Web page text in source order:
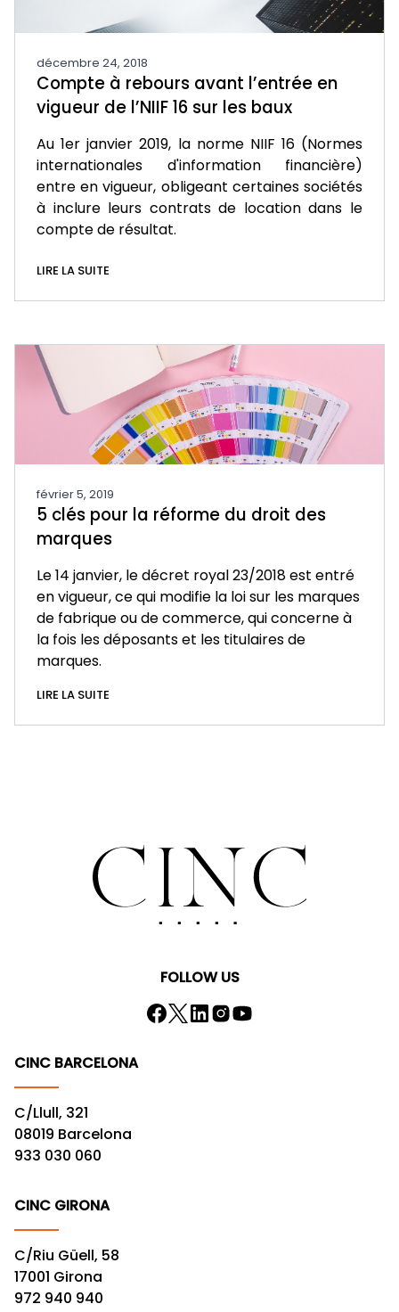
décembre 24, 2018
Compte à rebours avant l’entrée en
vigueur de l’NIIF 16 sur les baux
Au 1er janvier 2019, la norme NIIF 16 (Normes
internationales d'information financière)
entre en vigueur, obligeant certaines sociétés
à inclure leurs contrats de location dans le
compte de résultat.
LIRE LA SUITE
février 5, 2019
5 clés pour la réforme du droit des
marques
Le 14 janvier, le décret royal 23/2018 est entré
en vigueur, ce qui modifie la loi sur les marques
de fabrique ou de commerce, qui concerne à
la fois les déposants et les titulaires de
marques.
LIRE LA SUITE
FOLLOW US
CINC BARCELONA
C/Llull, 321
08019 Barcelona
933 030 060
CINC GIRONA
C/Riu Güell, 58
17001 Girona
972 940 940